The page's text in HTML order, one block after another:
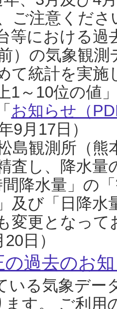
ご注意くだ
等における過
前）の気象観
て統計を実
1～10位の値
お知らせ（
9月17日）
島観測所（熊
査し、降水
間降水量」の
及び「日降
変更となっ
日）
の過去のお
いる気象デー
す。 ご利用